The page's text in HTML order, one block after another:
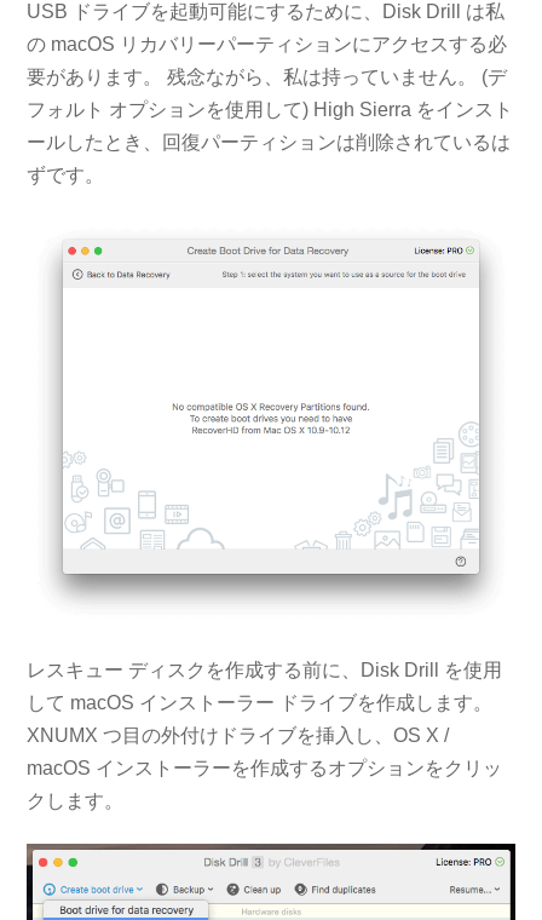
USB ドライブを起動可能にするために、Disk Drill は私
の macOS リカバリーパーティションにアクセスする必
要があります。 残念ながら、私は持っていません。 (デ
フォルト オプションを使用して) High Sierra をインスト
ールしたとき、回復パーティションは削除されているは
ずです。
レスキュー ディスクを作成する前に、Disk Drill を使用
して macOS インストーラー ドライブを作成します。
XNUMX つ目の外付けドライブを挿入し、OS X /
macOS インストーラーを作成するオプションをクリッ
クします。